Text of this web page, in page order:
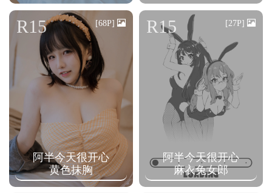
阿半今天很开心
黄色抹胸
R15 [68P]
阿半今天很开心
麻衣兔女郎
R15 [27P]